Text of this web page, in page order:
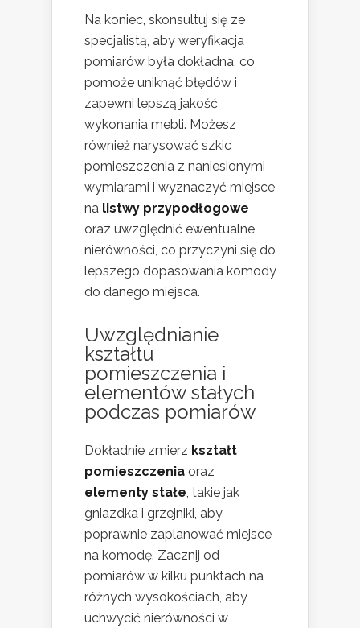
Na koniec, skonsultuj się ze
specjalistą, aby weryfikacja
pomiarów była dokładna, co
pomoże uniknąć błędów i
zapewni lepszą jakość
wykonania mebli. Możesz
również narysować szkic
pomieszczenia z naniesionymi
wymiarami i wyznaczyć miejsce
na listwy przypodłogowe
oraz uwzględnić ewentualne
nierówności, co przyczyni się do
lepszego dopasowania komody
do danego miejsca.
Uwzględnianie
kształtu
pomieszczenia i
elementów stałych
podczas pomiarów
Dokładnie zmierz kształt
pomieszczenia oraz
elementy stałe, takie jak
gniazdka i grzejniki, aby
poprawnie zaplanować miejsce
na komodę. Zacznij od
pomiarów w kilku punktach na
różnych wysokościach, aby
uchwycić nierówności w